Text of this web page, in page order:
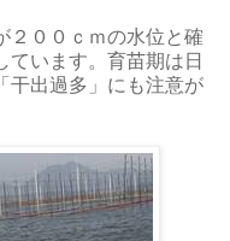
２００ｃｍの水位と確
ています。育苗期は日
干出過多」にも注意が